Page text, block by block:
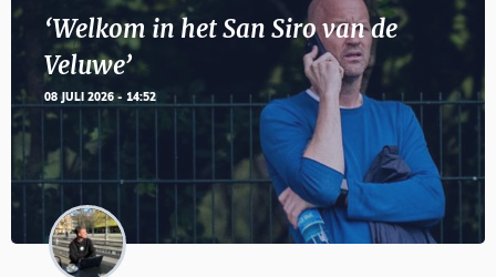
‘Welkom in het San Siro van de
Veluwe’
08 JULI 2026 - 14:52